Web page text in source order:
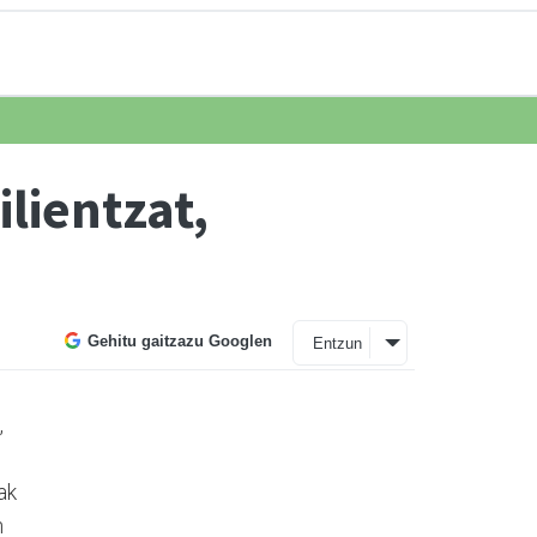
Gehitu gaitzazu Googlen Entzun